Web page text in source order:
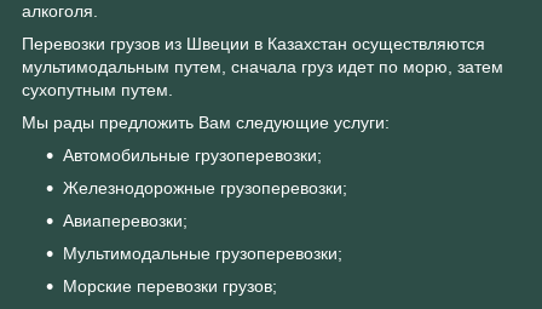
алкоголя.
Перевозки грузов из Швеции в Казахстан осуществляются
мультимодальным путем, сначала груз идет по морю, затем
сухопутным путем.
Мы рады предложить Вам следующие услуги:
Автомобильные грузоперевозки;
Железнодорожные грузоперевозки;
Авиаперевозки;
Мультимодальные грузоперевозки;
Морские перевозки грузов;